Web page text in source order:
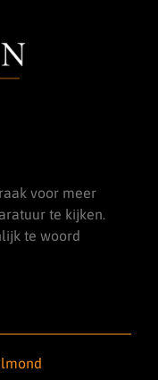
voor meer
te kijken.
te woord